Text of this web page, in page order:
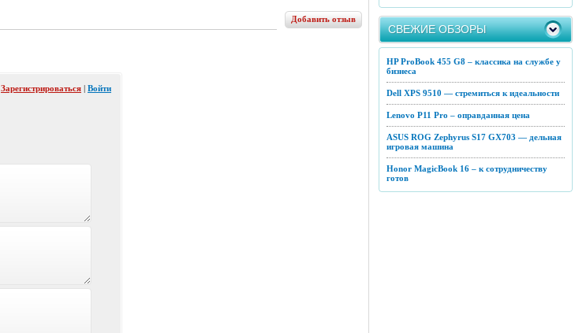
Добавить отзыв
Зарегистрироваться | Войти
СВЕЖИЕ ОБЗОРЫ
HP ProBook 455 G8 – классика на службе у
бизнеса
Dell XPS 9510 — стремиться к идеальности
Lenovo P11 Pro – оправданная цена
ASUS ROG Zephyrus S17 GX703 — дельная
игровая машина
Honor MagicBook 16 – к сотрудничеству
готов